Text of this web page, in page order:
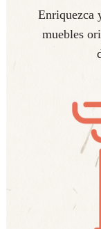
Enriquezca
muebles